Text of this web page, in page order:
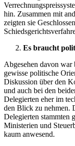
hin. Zusammen mit
zeigten sie
Es braucht
Abgesehen davon
gewisse politische
Diskussion über den
und auch bei den
Delegierten eher im
den Blick zu nehmen.
Delegierten stammten
Ministerien und
kaum anwesend.